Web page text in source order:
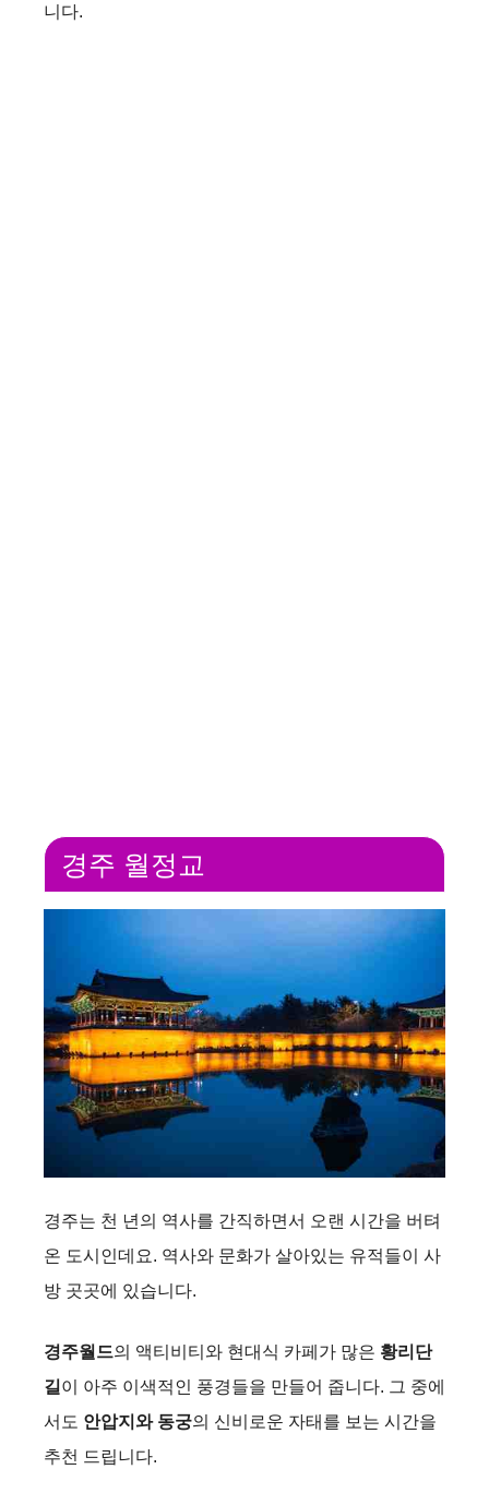
니다.
경주 월정교
경주는 천 년의 역사를 간직하면서 오랜 시간을 버텨
온 도시인데요. 역사와 문화가 살아있는 유적들이 사
방 곳곳에 있습니다.
경주월드의 액티비티와 현대식 카페가 많은 황리단
길 이 아주 이색적인 풍경들을 만들어 줍니다. 그 중에
서도 안압지와 동궁의 신비로운 자태를 보는 시간을
추천 드립니다.